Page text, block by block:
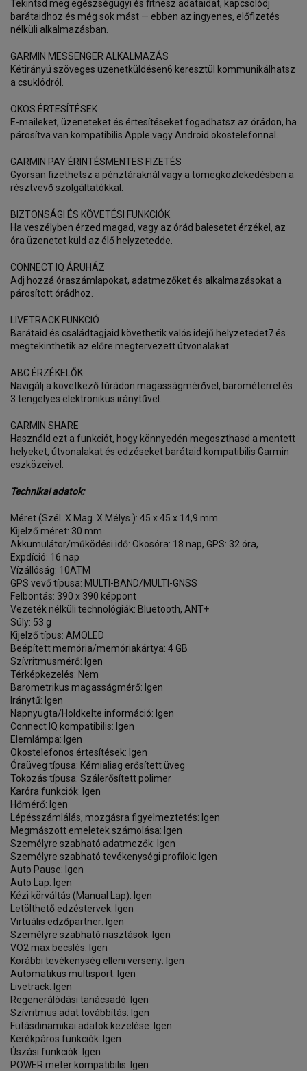
Tekintsd meg egészségügyi és fitnesz adataidat, kapcsolódj
barátaidhoz és még sok mást — ebben az ingyenes, előfizetés
nélküli alkalmazásban.
GARMIN MESSENGER ALKALMAZÁS
Kétirányú szöveges üzenetküldésen6 keresztül kommunikálhatsz
a csuklódról.
OKOS ÉRTESÍTÉSEK
E-maileket, üzeneteket és értesítéseket fogadhatsz az órádon, ha
párosítva van kompatibilis Apple vagy Android okostelefonnal.
GARMIN PAY ÉRINTÉSMENTES FIZETÉS
Gyorsan fizethetsz a pénztáraknál vagy a tömegközlekedésben a
résztvevő szolgáltatókkal.
BIZTONSÁGI ÉS KÖVETÉSI FUNKCIÓK
Ha veszélyben érzed magad, vagy az órád balesetet érzékel, az
óra üzenetet küld az élő helyzetedde.
CONNECT IQ ÁRUHÁZ
Adj hozzá óraszámlapokat, adatmezőket és alkalmazásokat a
párosított órádhoz.
LIVETRACK FUNKCIÓ
Barátaid és családtagjaid követhetik valós idejű helyzetedet7 és
megtekinthetik az előre megtervezett útvonalakat.
ABC ÉRZÉKELŐK
Navigálj a következő túrádon magasságmérővel, barométerrel és
3 tengelyes elektronikus iránytűvel.
GARMIN SHARE
Használd ezt a funkciót, hogy könnyedén megoszthasd a mentett
helyeket, útvonalakat és edzéseket barátaid kompatibilis Garmin
eszközeivel.
Technikai adatok:
Méret (Szél. X Mag. X Mélys.): 45 x 45 x 14,9 mm
Kijelző méret: 30 mm
Akkumulátor/működési idő: Okosóra: 18 nap, GPS: 32 óra,
Expdíció: 16 nap
Vízállóság: 10ATM
GPS vevő típusa: MULTI-BAND/MULTI-GNSS
Felbontás: 390 x 390 képpont
Vezeték nélküli technológiák: Bluetooth, ANT+
Súly: 53 g
Kijelző típus: AMOLED
Beépített memória/memóriakártya: 4 GB
Szívritmusmérő: Igen
Térképkezelés: Nem
Barometrikus magasságmérő: Igen
Iránytű: Igen
Napnyugta/Holdkelte információ: Igen
Connect IQ kompatibilis: Igen
Elemlámpa: Igen
Okostelefonos értesítések: Igen
Óraüveg típusa: Kémialiag erősített üveg
Tokozás típusa: Szálerősített polimer
Karóra funkciók: Igen
Hőmérő: Igen
Lépésszámlálás, mozgásra figyelmeztetés: Igen
Megmászott emeletek számolása: Igen
Személyre szabható adatmezők: Igen
Személyre szabható tevékenységi profilok: Igen
Auto Pause: Igen
Auto Lap: Igen
Kézi körváltás (Manual Lap): Igen
Letölthető edzéstervek: Igen
Virtuális edzőpartner: Igen
Személyre szabható riasztások: Igen
VO2 max becslés: Igen
Korábbi tevékenység elleni verseny: Igen
Automatikus multisport: Igen
Livetrack: Igen
Regenerálódási tanácsadó: Igen
Szívritmus adat továbbítás: Igen
Futásdinamikai adatok kezelése: Igen
Kerékpáros funkciók: Igen
Úszási funkciók: Igen
POWER meter kompatibilis: Igen